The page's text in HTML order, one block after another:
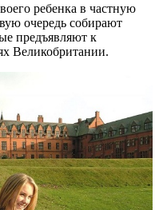
ребенка в частную
очередь собирают
предъявляют к
Великобритании.